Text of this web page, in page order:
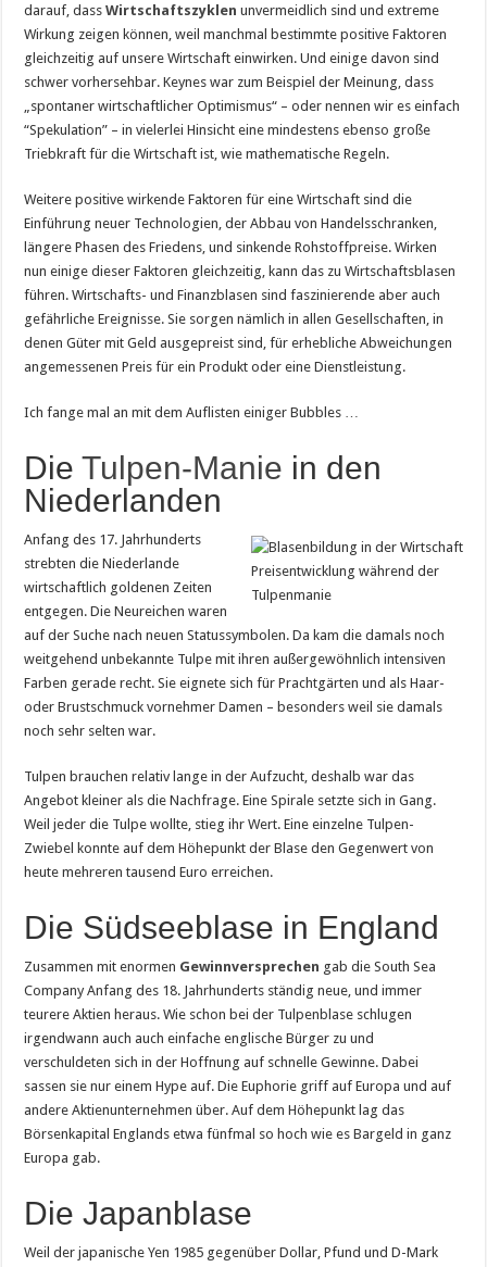
darauf, dassWirtschaftszyklen unvermeidlich sind und extreme
Wirkung zeigen können, weil manchmal bestimmte positive Faktoren
gleichzeitig auf unsere Wirtschaft einwirken. Und einige davon sind
schwer vorhersehbar. Keynes war zum Beispiel der Meinung, dass
„spontaner wirtschaftlicher Optimismus“ – oder nennen wir es einfach
“Spekulation” – in vielerlei Hinsicht eine mindestens ebenso große
Triebkraft für die Wirtschaft ist, wie mathematische Regeln.
Weitere positive wirkende Faktoren für eine Wirtschaft sind die
Einführung neuer Technologien, der Abbau von Handelsschranken,
längere Phasen des Friedens, und sinkende Rohstoffpreise. Wirken
nun einige dieser Faktoren gleichzeitig, kann das zu Wirtschaftsblasen
führen. Wirtschafts- und Finanzblasen sind faszinierende aber auch
gefährliche Ereignisse. Sie sorgen nämlich in allen Gesellschaften, in
denen Güter mit Geld ausgepreist sind, für erhebliche Abweichungen
angemessenen Preis für ein Produkt oder eine Dienstleistung.
Ich fange mal an mit dem Auflisten einiger Bubbles …
DieTulpen-Manie in den
Niederlanden
Preisentwicklung während der
Tulpenmanie
Anfang des 17. Jahrhunderts
strebten die Niederlande
wirtschaftlich goldenen Zeiten
entgegen. Die Neureichen waren
auf der Suche nach neuen Statussymbolen. Da kam die damals noch
weitgehend unbekannte Tulpe mit ihren außergewöhnlich intensiven
Farben gerade recht. Sie eignete sich für Prachtgärten und als Haar-
oder Brustschmuck vornehmer Damen – besonders weil sie damals
noch sehr selten war.
Tulpen brauchen relativ lange in der Aufzucht, deshalb war das
Angebot kleiner als die Nachfrage. Eine Spirale setzte sich in Gang.
Weil jeder die Tulpe wollte, stieg ihr Wert. Eine einzelne Tulpen-
Zwiebel konnte auf dem Höhepunkt der Blase den Gegenwert von
heute mehreren tausend Euro erreichen.
Die Südseeblase in England
Zusammen mit enormen Gewinnversprechen gab die South Sea
Company Anfang des 18. Jahrhunderts ständig neue, und immer
teurere Aktien heraus. Wie schon bei der Tulpenblase schlugen
irgendwann auch auch einfache englische Bürger zu und
verschuldeten sich in der Hoffnung auf schnelle Gewinne. Dabei
sassen sie nur einem Hype auf. Die Euphorie griff auf Europa und auf
andere Aktienunternehmen über. Auf dem Höhepunkt lag das
Börsenkapital Englands etwa fünfmal so hoch wie es Bargeld in ganz
Europa gab.
Die Japanblase
Weil der japanische Yen 1985 gegenüber Dollar, Pfund und D-Mark